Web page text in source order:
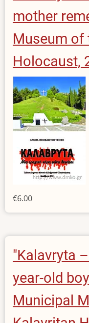
mother
Museum of
Holocaust,
€6.00
"Kalavryta
year-old
Municipal